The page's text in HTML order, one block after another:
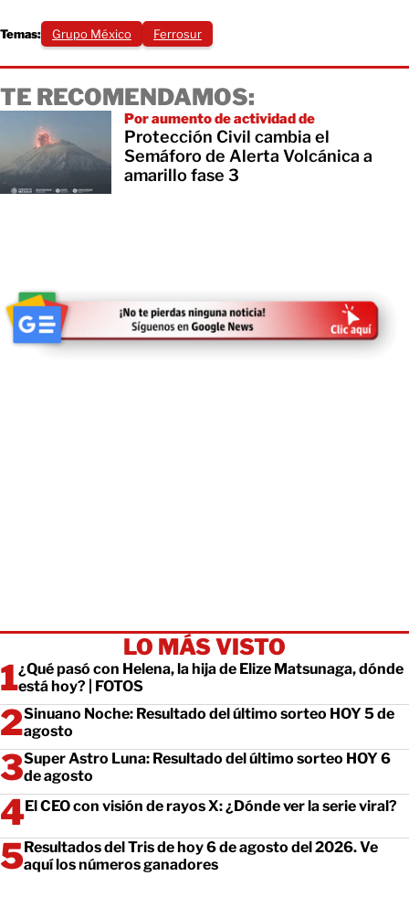
Temas: Grupo México Ferrosur
TE RECOMENDAMOS:
Por aumento de actividad de
Protección Civil cambia el
Semáforo de Alerta Volcánica a
amarillo fase 3
LO MÁS VISTO
¿Qué pasó con Helena, la hija de Elize Matsunaga, dónde
está hoy? | FOTOS
Sinuano Noche: Resultado del último sorteo HOY 5 de
agosto
Super Astro Luna: Resultado del último sorteo HOY 6
de agosto
El CEO con visión de rayos X: ¿Dónde ver la serie viral?
Resultados del Tris de hoy 6 de agosto del 2026. Ve
aquí los números ganadores